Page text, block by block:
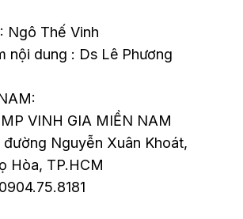
Ngô Thế Vinh
nội dung : Ds Lê Phương
VINH GIA MIỀN NAM
Nguyễn Xuân Khoát,
Hòa, TP.HCM